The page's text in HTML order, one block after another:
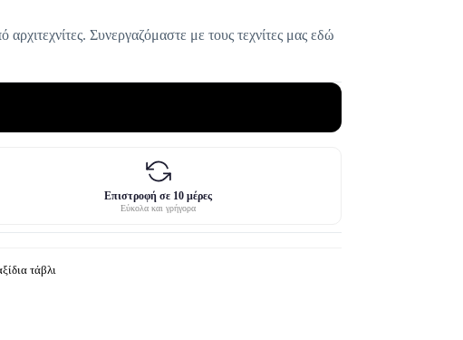
Συνεργαζόμαστε με τους τεχνίτες μας εδώ
Επιστροφή σε 10 μέρες
Εύκολα και γρήγορα
τάβλι